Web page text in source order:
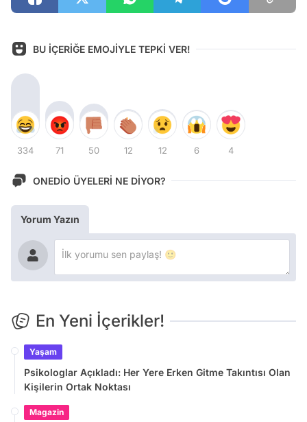
BU İÇERİĞE EMOJİYLE TEPKİ VER!
334 71 50 12 12 6 4
ONEDİO ÜYELERİ NE DİYOR?
Yorum Yazın
En Yeni İçerikler!
Yaşam
Psikologlar Açıkladı: Her Yere Erken Gitme Takıntısı Olan
Kişilerin Ortak Noktası
Magazin